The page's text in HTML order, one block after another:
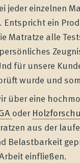
jeder einzelnen
ein
Matratze alle
für unsere
wurde und
über eine
oder
aus der
Belastbarkeit
einfließen.